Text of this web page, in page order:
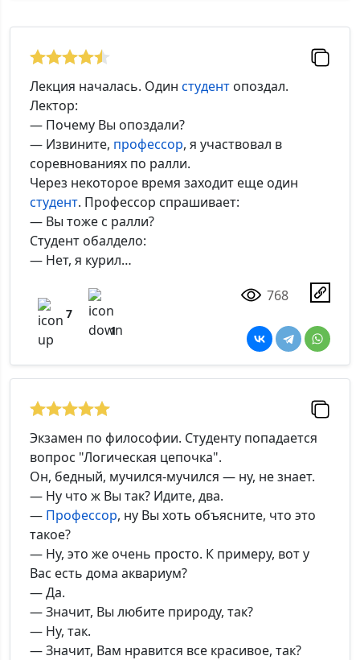
Лекция началась. Один студент опоздал.
Лектор:
— Почему Вы опоздали?
— Извините, профессор, я участвовал в
соревнованиях по ралли.
Через некоторое время заходит еще один
студент. Профессор спрашивает:
— Вы тоже с ралли?
Студент обалдело:
— Нет, я курил…
7
1
768
Экзамен по философии. Студенту попадается
вопрос "Логическая цепочка".
Он, бедный, мучился-мучился — ну, не знает.
— Ну что ж Вы так? Идите, два.
— Профессор, ну Вы хоть объясните, что это
такое?
— Ну, это же очень просто. К примеру, вот у
Вас есть дома аквариум?
— Да.
— Значит, Вы любите природу, так?
— Ну, так.
— Значит, Вам нравится все красивое, так?